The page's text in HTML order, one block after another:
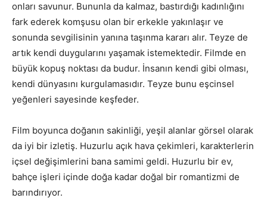
onları savunur. Bununla da kalmaz, bastırdığı kadınlığını
fark ederek komşusu olan bir erkekle yakınlaşır ve
sonunda sevgilisinin yanına taşınma kararı alır. Teyze de
artık kendi duygularını yaşamak istemektedir. Filmde en
büyük kopuş noktası da budur. İnsanın kendi gibi olması,
kendi dünyasını kurgulamasıdır. Teyze bunu eşcinsel
yeğenleri sayesinde keşfeder.
Film boyunca doğanın sakinliği, yeşil alanlar görsel olarak
da iyi bir izletiş. Huzurlu açık hava çekimleri, karakterlerin
içsel değişimlerini bana samimi geldi. Huzurlu bir ev,
bahçe işleri içinde doğa kadar doğal bir romantizmi de
barındırıyor.